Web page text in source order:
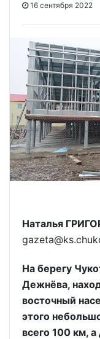
16 сентября 2022
Наталья
На берегу
Дежнёва,
восточный
этого
всего 100 км,